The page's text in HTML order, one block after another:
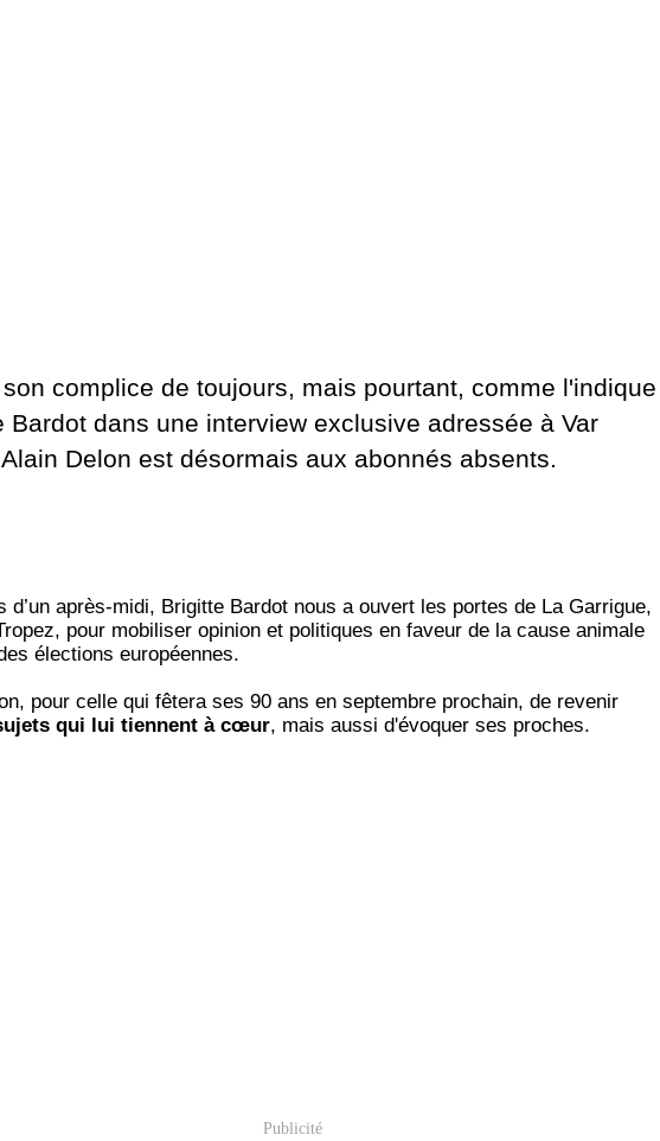
complice de toujours, mais pourtant, comme l'indique
Bardot dans une interview exclusive adressée à Var
Delon est désormais aux abonnés absents.
d’un après-midi, Brigitte Bardot nous a ouvert les portes de La Garrigue,
pour mobiliser opinion et politiques en faveur de la cause animale
élections européennes.
pour celle qui fêtera ses 90 ans en septembre prochain, de revenir
qui lui tiennent à cœur, mais aussi d'évoquer ses proches.
Publicité